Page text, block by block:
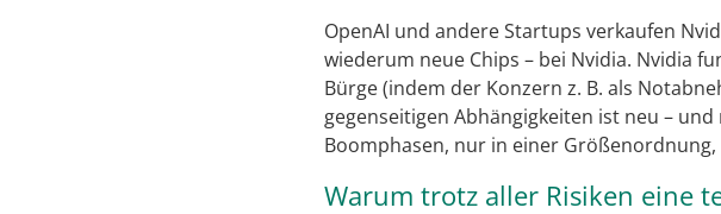
OpenAI und andere Startups verkaufen
wiederum neue Chips – bei Nvidia. Nvidia
Bürge (indem der Konzern z. B. als
gegenseitigen Abhängigkeiten ist neu –
Boomphasen, nur in einer
Warum trotz aller Risiken eine